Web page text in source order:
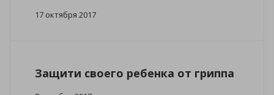
17 октября 2017
Защити своего ребенка от гриппа